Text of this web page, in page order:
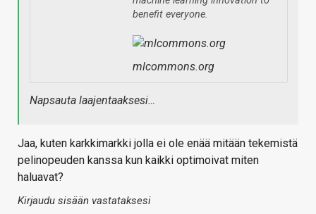
benefit everyone.
mlcommons.org
Napsauta laajentaaksesi…
Jaa, kuten karkkimarkki jolla ei ole enää mitään tekemistä
pelinopeuden kanssa kun kaikki optimoivat miten
haluavat?
Kirjaudu sisään vastataksesi